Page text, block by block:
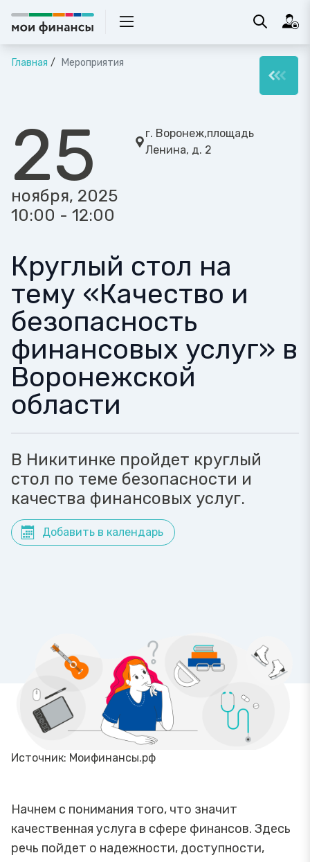
Главная Мероприятия
25
ноября, 2025
10:00 - 12:00
г. Воронеж,площадь
Ленина, д. 2
Круглый стол на
тему «Качество и
безопасность
финансовых услуг» в
Воронежской
области
В Никитинке пройдет круглый
стол по теме безопасности и
качества финансовых услуг.
Добавить в календарь
Источник: Моифинансы.рф
Начнем с понимания того, что значит
качественная услуга в сфере финансов. Здесь
речь пойдет о надежности, доступности,